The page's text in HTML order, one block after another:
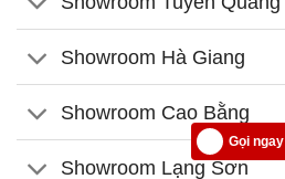
Showroom Hà Giang
Showroom Cao Bằng
Showroom Lạng Sơn
Gọi ngay